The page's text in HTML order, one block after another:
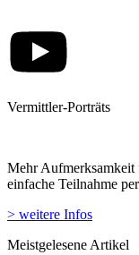
Vermittler-Porträts
Mehr Aufmerksamkeit
einfache Teilnahme
> weitere Infos
Meistgelesene Artikel